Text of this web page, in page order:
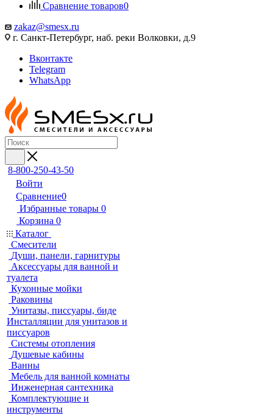
Сравнение товаров0
zakaz@smesx.ru
г. Санкт-Петербург, наб. реки Волковки, д.9
Вконтакте
Telegram
WhatsApp
8-800-250-43-50
Войти
Сравнение0
Избранные товары 0
Корзина 0
Каталог
Смесители
Души, панели, гарнитуры
Аксессуары для ванной и
туалета
Кухонные мойки
Раковины
Унитазы, писсуары, биде
Инсталляции для унитазов и
писсуаров
Системы отопления
Душевые кабины
Ванны
Мебель для ванной комнаты
Инженерная сантехника
Комплектующие и
инструменты